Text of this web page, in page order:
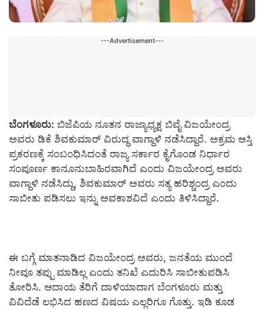
---Advertisement---
ಬೆಂಗಳೂರು: ಬಿಜೆಪಿಯ ನೂತನ ರಾಜ್ಯಾಧ್ಯಕ್ಷ ಬಿವೈ ವಿಜಯೇಂದ್ರ
ಅವರು ಡಿಕೆ ಶಿವಕುಮಾರ್ ವಿರುದ್ಧ ವಾಗ್ದಾಳಿ ನಡೆಸಿದ್ದಾರೆ. ಅಕ್ರಮ ಆಸ್ತಿ
ಪ್ರಕರಣಕ್ಕೆ ಸಂಬಂಧಿಸಿದಂತೆ ರಾಜ್ಯ ಸರ್ಕಾರ ಕೈಗೊಂಡ ನಿರ್ಧಾರ
ಸಂಪೂರ್ಣ ಕಾನೂನುಬಾಹಿರವಾಗಿದೆ ಎಂದು ವಿಜಯೇಂದ್ರ ಅವರು
ವಾಗ್ದಾಳಿ ನಡೆಸಿದ್ದು, ಶಿವಕುಮಾರ್ ಅವರು ಸತ್ಯ ಹರಿಶ್ಚಂದ್ರ ಎಂದು
ಸಾಬೀತು ಪಡಿಸಲು ಇನ್ನು ಅವಕಾಶವಿದೆ ಎಂದು ತಿಳಿಸಿದ್ದಾರೆ.
ಈ ಬಗ್ಗೆ ಮಾತನಾಡಿದ ವಿಜಯೇಂದ್ರ ಅವರು, ಜನತೆಯ ಮುಂದೆ‌
ನೀವೂ ತಪ್ಪು ಮಾಡಿಲ್ಲ ಎಂದು ತನಿಖೆ ಎದುರಿಸಿ ಸಾಬೀತುಪಡಿಸಿ
ತೋರಿಸಿ. ಆದಾಯ ತೆರಿಗೆ ದಾಳಿಯಾದಾಗ ಬೆಂಗಳೂರು ಮತ್ತು
ವಿವಿದೆಡೆ ಲಭಿಸಿದ ಹಣದ ವಿಷಯ ಎಲ್ಲರಿಗೂ ಗೊತ್ತು. ಇಡಿ ಕೂಡ